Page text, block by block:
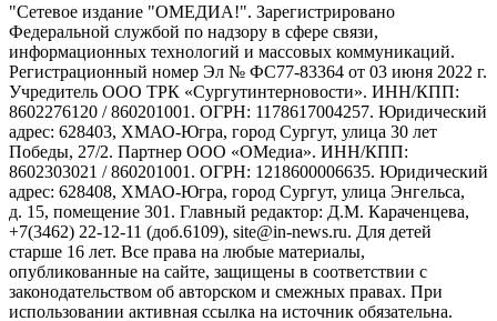
"Сетевое издание "ОМЕДИА!". Зарегистрировано
Федеральной службой по надзору в сфере связи,
информационных технологий и массовых коммуникаций.
Регистрационный номер Эл № ФС77-83364 от 03 июня 2022 г.
Учредитель ООО ТРК «Сургутинтерновости». ИНН/КПП:
8602276120 / 860201001. ОГРН: 1178617004257. Юридический
адрес: 628403, ХМАО-Югра, город Сургут, улица 30 лет
Победы, 27/2. Партнер ООО «ОМедиа». ИНН/КПП:
8602303021 / 860201001. ОГРН: 1218600006635. Юридический
адрес: 628408, ХМАО-Югра, город Сургут, улица Энгельса,
д. 15, помещение 301. Главный редактор: Д.М. Караченцева,
+7(3462) 22-12-11 (доб.6109), site@in-news.ru. Для детей
старше 16 лет. Все права на любые материалы,
опубликованные на сайте, защищены в соответствии с
законодательством об авторском и смежных правах. При
использовании активная ссылка на источник обязательна.